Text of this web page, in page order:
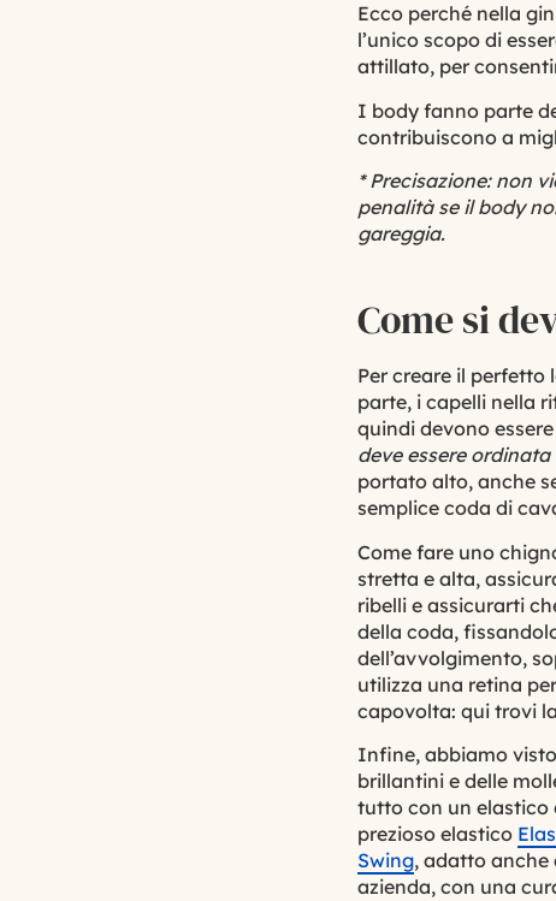
Ecco perché nella
l’unico scopo di
attillato, per
I body fanno parte
contribuiscono a
* Precisazione: non
penalità se il body
gareggia.
Come si
Per creare il perfetto
parte, i capelli nella
quindi devono
deve essere
portato alto, anche
semplice coda di
Come fare uno
stretta e alta,
ribelli e assicurarti
della coda,
dell’avvolgimento,
utilizza una retina
capovolta: qui trovi la
Infine, abbiamo
brillantini e delle
tutto con un elastico
prezioso elastico
Swing, adatto anche
azienda, con una